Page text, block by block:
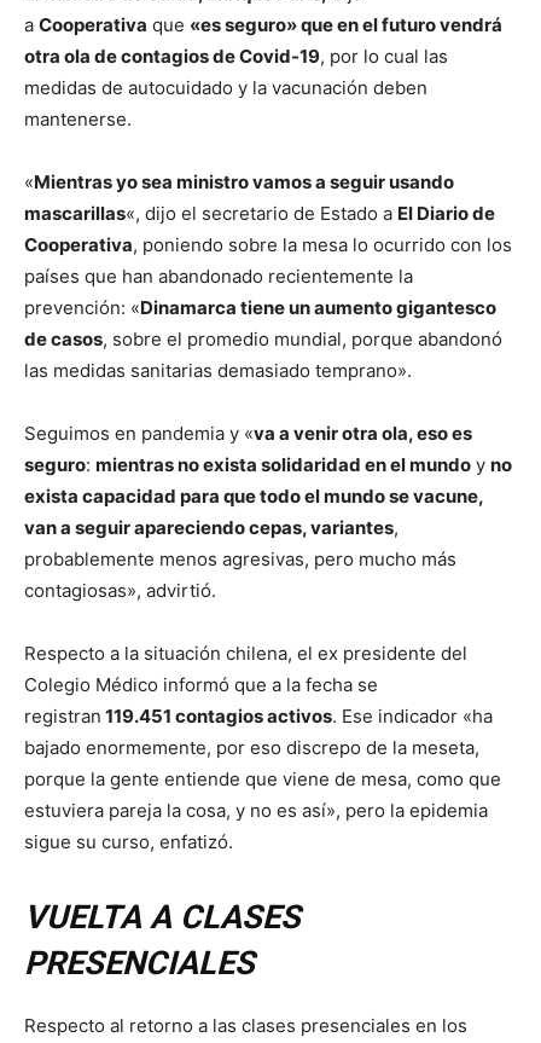
a Cooperativa que «es seguro» que en el futuro vendrá
otra ola de contagios de Covid-19, por lo cual las
medidas de autocuidado y la vacunación deben
mantenerse.
«Mientras yo sea ministro vamos a seguir usando
mascarillas«, dijo el secretario de Estado a El Diario de
Cooperativa, poniendo sobre la mesa lo ocurrido con los
países que han abandonado recientemente la
prevención: «Dinamarca tiene un aumento gigantesco
de casos, sobre el promedio mundial, porque abandonó
las medidas sanitarias demasiado temprano».
Seguimos en pandemia y «va a venir otra ola, eso es
seguro: mientras no exista solidaridad en el mundo y no
exista capacidad para que todo el mundo se vacune,
van a seguir apareciendo cepas, variantes,
probablemente menos agresivas, pero mucho más
contagiosas», advirtió.
Respecto a la situación chilena, el ex presidente del
Colegio Médico informó que a la fecha se
registran 119.451 contagios activos. Ese indicador «ha
bajado enormemente, por eso discrepo de la meseta,
porque la gente entiende que viene de mesa, como que
estuviera pareja la cosa, y no es así», pero la epidemia
sigue su curso, enfatizó.
VUELTA A CLASES
PRESENCIALES
Respecto al retorno a las clases presenciales en los